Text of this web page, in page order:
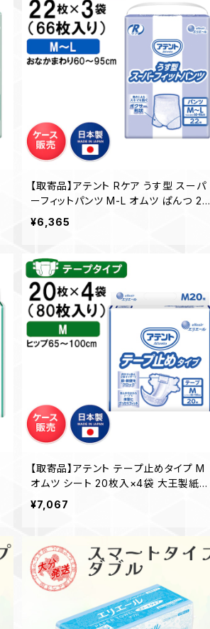
【取寄品】アテント Rケア うす型 スーパ
ーフィットパンツ M-L オムツ ぱんつ 22
枚入×3袋 大王製紙 介護 業務用 【ケー
ス販売】◎送料無料（一部地域を除く）
¥6,365
【取寄品】アテント テープ止めタイプ M
オムツ シート 20枚入×4袋 大王製紙
介護 業務用【ケース販売】◎送料無料
（一部地域を除く）
¥7,067